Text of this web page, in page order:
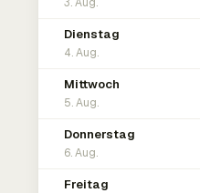
Dienstag
4. Aug.
Mittwoch
5. Aug.
Donnerstag
6. Aug.
Freitag